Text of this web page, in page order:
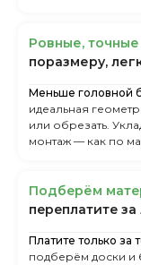
Ровные,
поразмеру,
Меньше головной
идеальная
или обрезать.
монтаж — как по
Пoдбepём
пepeплaтитe
Платите только за
подберём доски и